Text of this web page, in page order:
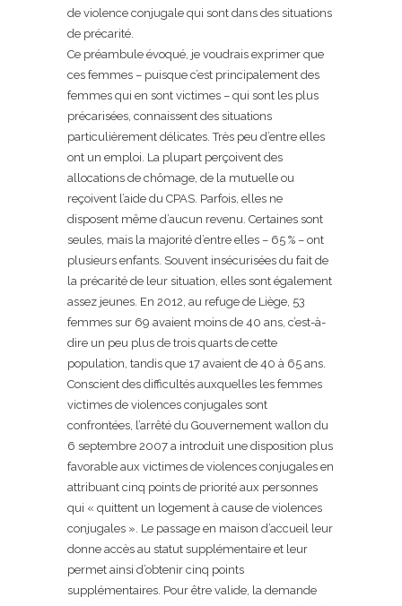
de violence conjugale qui sont dans des situations
de précarité.
Ce préambule évoqué, je voudrais exprimer que
ces femmes – puisque c’est principalement des
femmes qui en sont victimes – qui sont les plus
précarisées, connaissent des situations
particulièrement délicates. Très peu d’entre elles
ont un emploi. La plupart perçoivent des
allocations de chômage, de la mutuelle ou
reçoivent l’aide du CPAS. Parfois, elles ne
disposent même d’aucun revenu. Certaines sont
seules, mais la majorité d’entre elles – 65 % – ont
plusieurs enfants. Souvent insécurisées du fait de
la précarité de leur situation, elles sont également
assez jeunes. En 2012, au refuge de Liège, 53
femmes sur 69 avaient moins de 40 ans, c’est-à-
dire un peu plus de trois quarts de cette
population, tandis que 17 avaient de 40 à 65 ans.
Conscient des difficultés auxquelles les femmes
victimes de violences conjugales sont
confrontées, l’arrêté du Gouvernement wallon du
6 septembre 2007 a introduit une disposition plus
favorable aux victimes de violences conjugales en
attribuant cinq points de priorité aux personnes
qui « quittent un logement à cause de violences
conjugales ». Le passage en maison d’accueil leur
donne accès au statut supplémentaire et leur
permet ainsi d’obtenir cinq points
supplémentaires. Pour être valide, la demande